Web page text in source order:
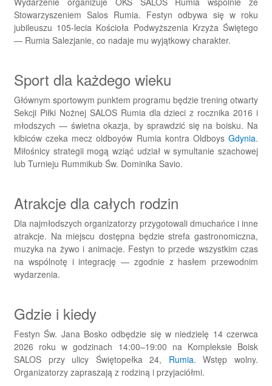
Stowarzyszeniem Salos Rumia. Festyn odbywa się w roku
jubileuszu 105-lecia Kościoła Podwyższenia Krzyża Świętego
— Rumia Salezjanie, co nadaje mu wyjątkowy charakter.
Sport dla każdego wieku
Głównym sportowym punktem programu będzie trening otwarty
Sekcji Piłki Nożnej SALOS Rumia dla dzieci z rocznika 2016 i
młodszych — świetna okazja, by sprawdzić się na boisku. Na
kibiców czeka mecz oldboyów Rumia kontra Oldboys Gdynia.
Miłośnicy strategii mogą wziąć udział w symultanie szachowej
lub Turnieju Rummikub Św. Dominika Savio.
Atrakcje dla całych rodzin
Dla najmłodszych organizatorzy przygotowali dmuchańce i inne
atrakcje. Na miejscu dostępna będzie strefa gastronomiczna,
muzyka na żywo i animacje. Festyn to przede wszystkim czas
na wspólnotę i integrację — zgodnie z hasłem przewodnim
wydarzenia.
Gdzie i kiedy
Festyn Św. Jana Bosko odbędzie się w niedzielę 14 czerwca
2026 roku w godzinach 14:00–19:00 na Kompleksie Boisk
SALOS przy ulicy Świętopełka 24, Rumia. Wstęp wolny.
Organizatorzy zapraszają z rodziną i przyjaciółmi.